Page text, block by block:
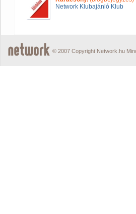
Network Klubajánló Klub
© 2007 Copyright Network.hu